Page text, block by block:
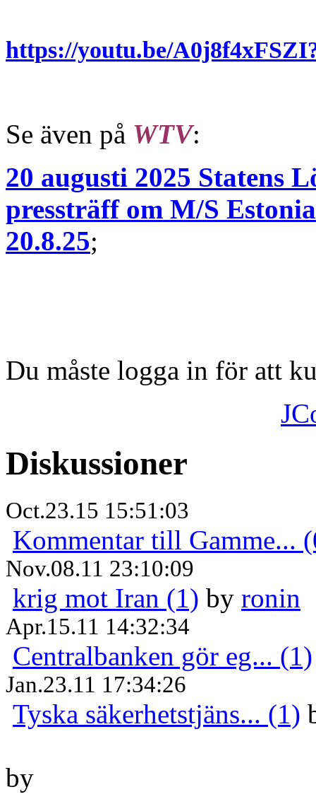
https://youtu.be/
Se även på WTV:
20 augusti 2025 Statens
pressträff om M/S
20.8.25;
Du måste logga in för att
Diskussioner
Oct.23.15 15:51:03
Kommentar till Gamme...
Nov.08.11 23:10:09
krig mot Iran (1) by ronin
Apr.15.11 14:32:34
Centralbanken gör eg... (1)
Jan.23.11 17:34:26
Tyska säkerhetstjäns... (1)
by